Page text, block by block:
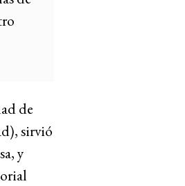
de
sirvió
y